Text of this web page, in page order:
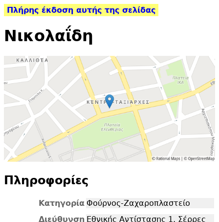
Πλήρης έκδοση αυτής της σελίδας
Νικολαΐδη
Πληροφορίες
Κατηγορία Φούρνος-Ζαχαροπλαστείο
Διεύθυνση Εθνικής Αντίστασης 1, Σέρρες